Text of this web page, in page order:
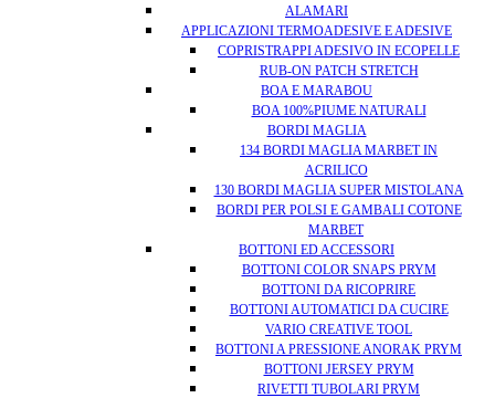
ALAMARI
APPLICAZIONI TERMOADESIVE E ADESIVE
COPRISTRAPPI ADESIVO IN ECOPELLE
RUB-ON PATCH STRETCH
BOA E MARABOU
BOA 100%PIUME NATURALI
BORDI MAGLIA
134 BORDI MAGLIA MARBET IN
ACRILICO
130 BORDI MAGLIA SUPER MISTOLANA
BORDI PER POLSI E GAMBALI COTONE
MARBET
BOTTONI ED ACCESSORI
BOTTONI COLOR SNAPS PRYM
BOTTONI DA RICOPRIRE
BOTTONI AUTOMATICI DA CUCIRE
VARIO CREATIVE TOOL
BOTTONI A PRESSIONE ANORAK PRYM
BOTTONI JERSEY PRYM
RIVETTI TUBOLARI PRYM